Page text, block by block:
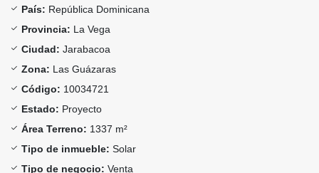
País: República Dominicana
Provincia: La Vega
Ciudad: Jarabacoa
Zona: Las Guázaras
Código: 10034721
Estado: Proyecto
Área Terreno: 1337 m²
Tipo de inmueble: Solar
Tipo de negocio: Venta